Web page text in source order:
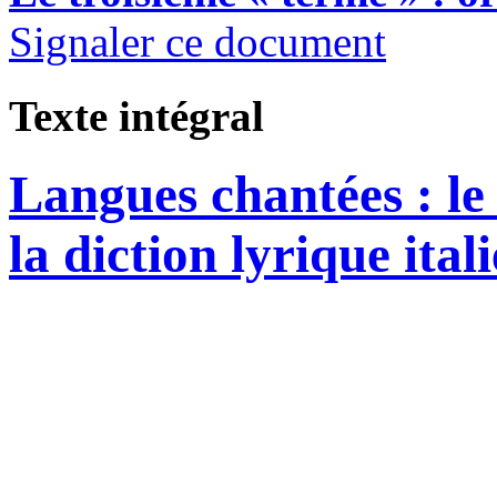
Signaler ce document
Texte intégral
Langues chantées :
la diction lyrique